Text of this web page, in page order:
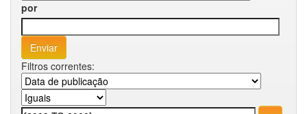
por
Filtros correntes: